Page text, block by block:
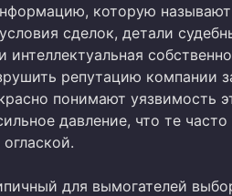
которую
сделок, детали
репутацию компании
понимают уязвимость
давление, что те
для вымогателей